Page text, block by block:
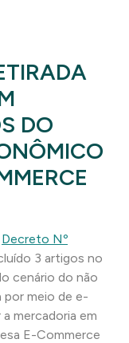
DO
Decreto Nº
3 artigos no
cenário do não
por meio de e-
mercadoria em
E-Commerce